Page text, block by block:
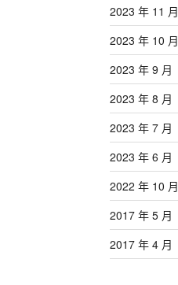
2023 年 11 月
2023 年 10 月
2023 年 9 月
2023 年 8 月
2023 年 7 月
2023 年 6 月
2022 年 10 月
2017 年 5 月
2017 年 4 月